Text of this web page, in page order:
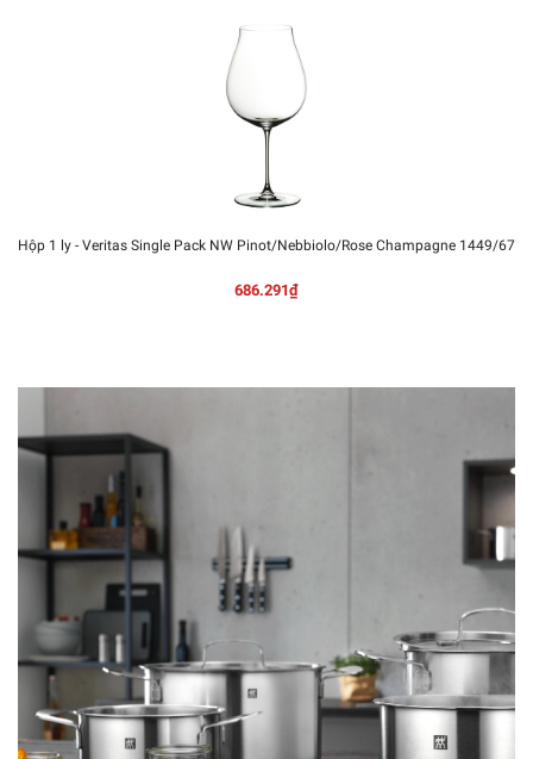
Hộp 1 ly - Veritas Single Pack NW Pinot/Nebbiolo/Rose Champagne 1449/67
686.291₫